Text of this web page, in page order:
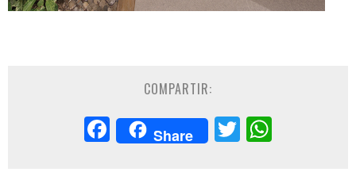
COMPARTIR:
Facebook
Share Twitter